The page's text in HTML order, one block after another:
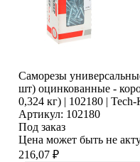
Саморезы
шт) оцинкованные -
0,324 кг) | 102180 |
Артикул: 102180
Под заказ
Цена может быть не
216,07 ₽